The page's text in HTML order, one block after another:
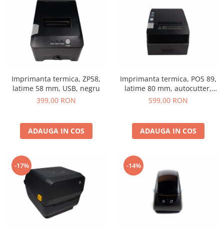
Imprimanta termica, ZP58,
latime 58 mm, USB, negru
399,00 RON
ADAUGA IN COS
Imprimanta termica, POS 89,
latime 80 mm, autocutter,
USB, Ethernet, negru
599,00 RON
ADAUGA IN COS
-17% -14%